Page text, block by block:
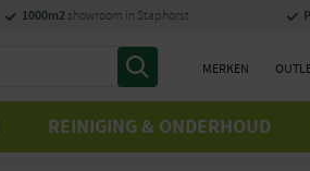
1000m2 showroom in Staphorst
MERKEN
REINIGING & ONDERHOUD